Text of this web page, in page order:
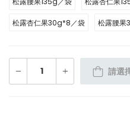
松露杏仁果30g*8／袋 松露腰
請選